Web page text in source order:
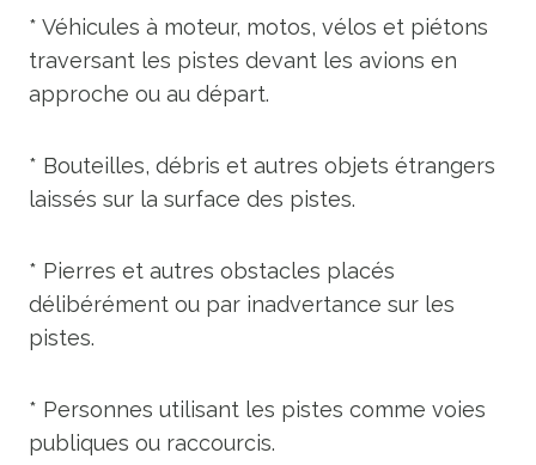
* Véhicules à moteur, motos, vélos et piétons
traversant les pistes devant les avions en
approche ou au départ.
* Bouteilles, débris et autres objets étrangers
laissés sur la surface des pistes.
* Pierres et autres obstacles placés
délibérément ou par inadvertance sur les
pistes.
* Personnes utilisant les pistes comme voies
publiques ou raccourcis.